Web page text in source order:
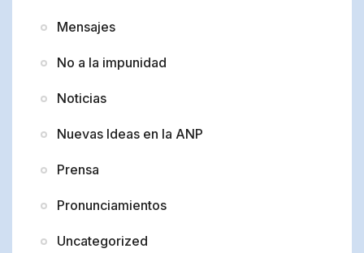
Mensajes
No a la impunidad
Noticias
Nuevas Ideas en la ANP
Prensa
Pronunciamientos
Uncategorized